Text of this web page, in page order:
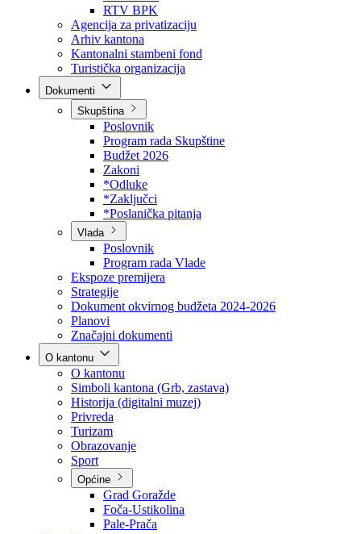
Direkcija za šumarstvo
Javna preduzeća
BPK šume
RTV BPK
Agencija za privatizaciju
Arhiv kantona
Kantonalni stambeni fond
Turistička organizacija
Skupština
Poslovnik
Program rada Skupštine
Budžet 2026
Zakoni
*Odluke
*Zaključci
*Poslanička pitanja
Vlada
Poslovnik
Program rada Vlade
Ekspoze premijera
Strategije
Dokument okvirnog budžeta 2024-2026
Planovi
Značajni dokumenti
O kantonu
O kantonu
Simboli kantona (Grb, zastava)
Historija (digitalni muzej)
Privreda
Turizam
Obrazovanje
Općine